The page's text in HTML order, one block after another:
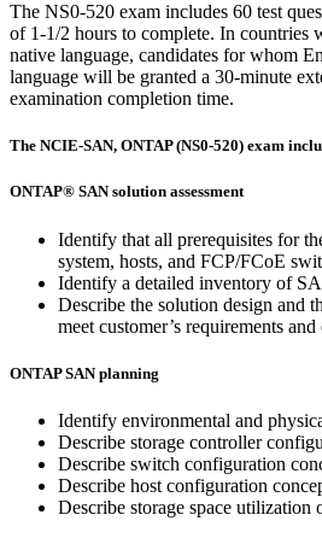
The NS0-520 exam includes 60 test
of 1-1/2 hours to complete. In countries
native language, candidates for whom
language will be granted a 30-minute
examination completion time.
The NCIE-SAN, ONTAP (NS0-520) exam
ONTAP® SAN solution assessment
Identify that all prerequisites for
system, hosts, and FCP/FCoE
Identify a detailed inventory of
Describe the solution design and
meet customer’s requirements
ONTAP SAN planning
Identify environmental and
Describe storage controller
Describe switch configuration
Describe host configuration
Describe storage space utilization